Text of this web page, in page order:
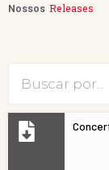
Nossos Releases